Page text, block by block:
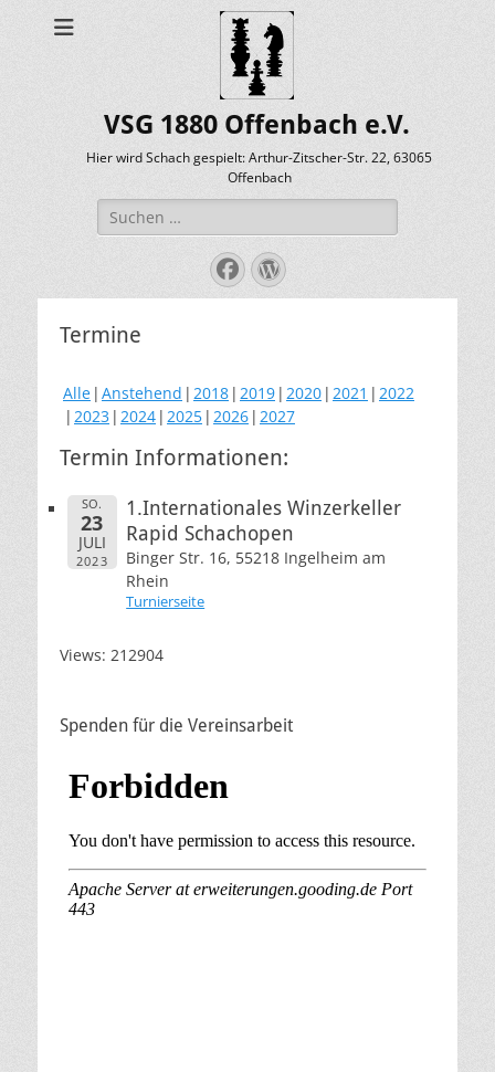
VSG 1880 Offenbach e.V.
Hier wird Schach gespielt: Arthur-Zitscher-Str. 22, 63065
Offenbach
Suche
nach:
Facebook
WordPress
Termine
Alle Anstehend 2018 2019 2020 2021
2022
2023 2024 2025 2026 2027
Termin Informationen:
SO.
23
JULI
2023
1.Internationales Winzerkeller
Rapid Schachopen
Binger Str. 16, 55218 Ingelheim am
Rhein
Turnierseite
Views: 212904
Spenden für die Vereinsarbeit